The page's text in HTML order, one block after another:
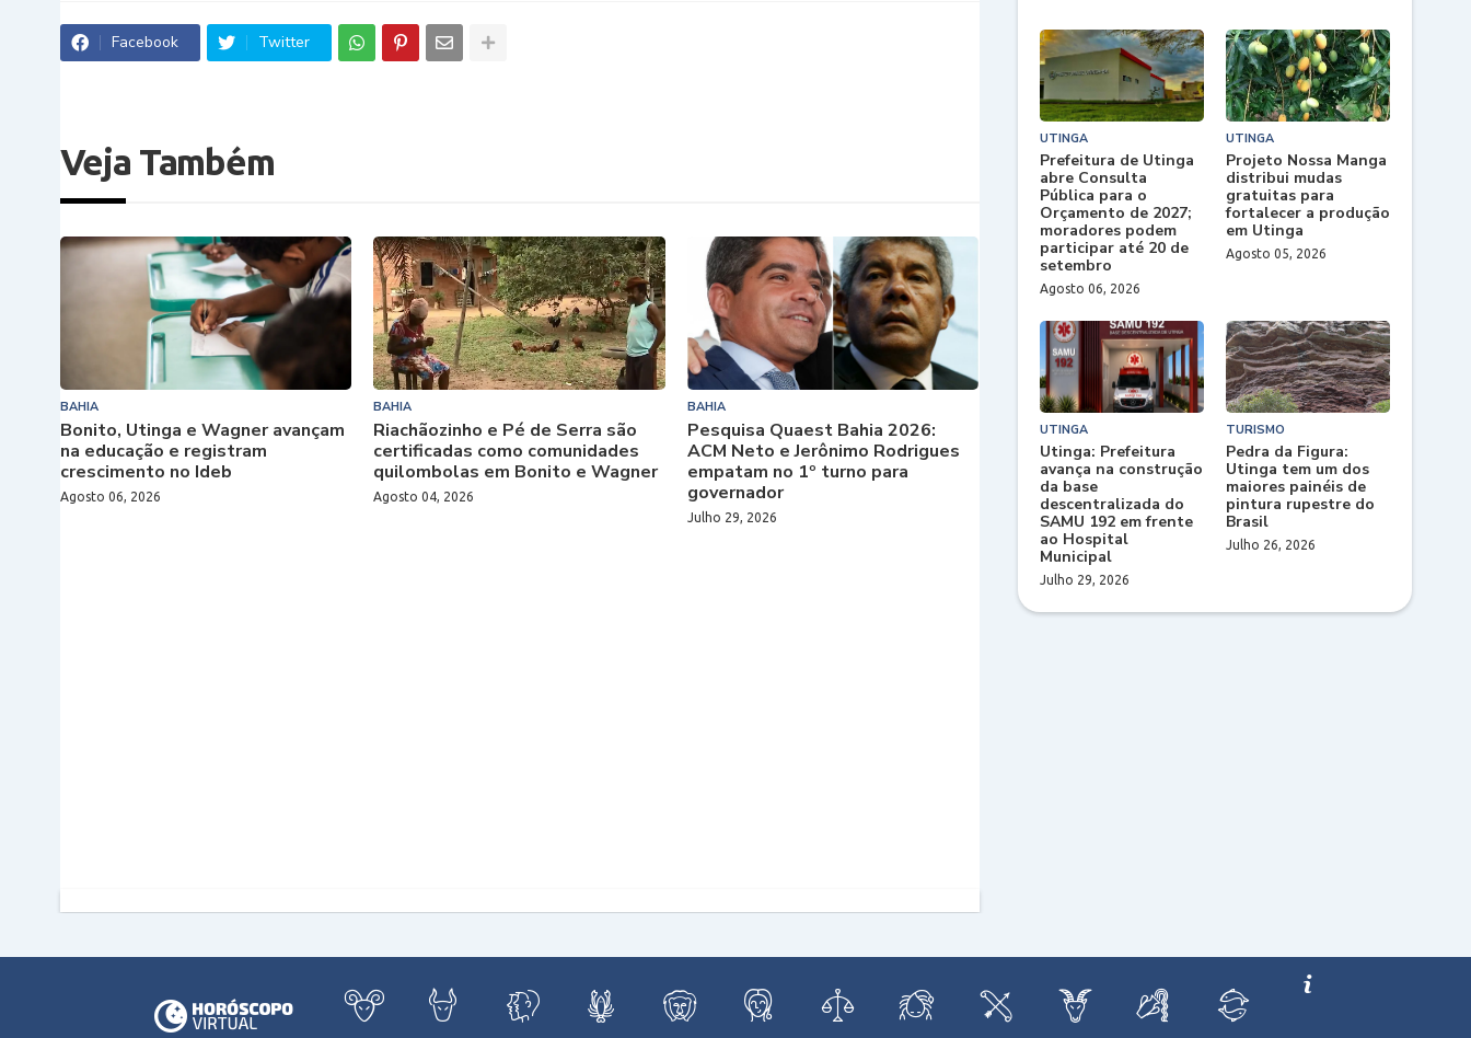
Facebook Twitter
Veja Também
BAHIA
Bonito, Utinga e Wagner avançam
na educação e registram
crescimento no Ideb
Agosto 06, 2026
BAHIA
Riachãozinho e Pé de Serra são
certificadas como comunidades
quilombolas em Bonito e Wagner
Agosto 04, 2026
BAHIA
Pesquisa Quaest Bahia 2026:
ACM Neto e Jerônimo Rodrigues
empatam no 1º turno para
governador
Julho 29, 2026
UTINGA
Prefeitura de Utinga
abre Consulta
Pública para o
Orçamento de 2027;
moradores podem
participar até 20 de
setembro
Agosto 06, 2026
UTINGA
Projeto Nossa Manga
distribui mudas
gratuitas para
fortalecer a produção
em Utinga
Agosto 05, 2026
UTINGA
Utinga: Prefeitura
avança na construção
da base
descentralizada do
SAMU 192 em frente
ao Hospital
Municipal
Julho 29, 2026
TURISMO
Pedra da Figura:
Utinga tem um dos
maiores painéis de
pintura rupestre do
Brasil
Julho 26, 2026